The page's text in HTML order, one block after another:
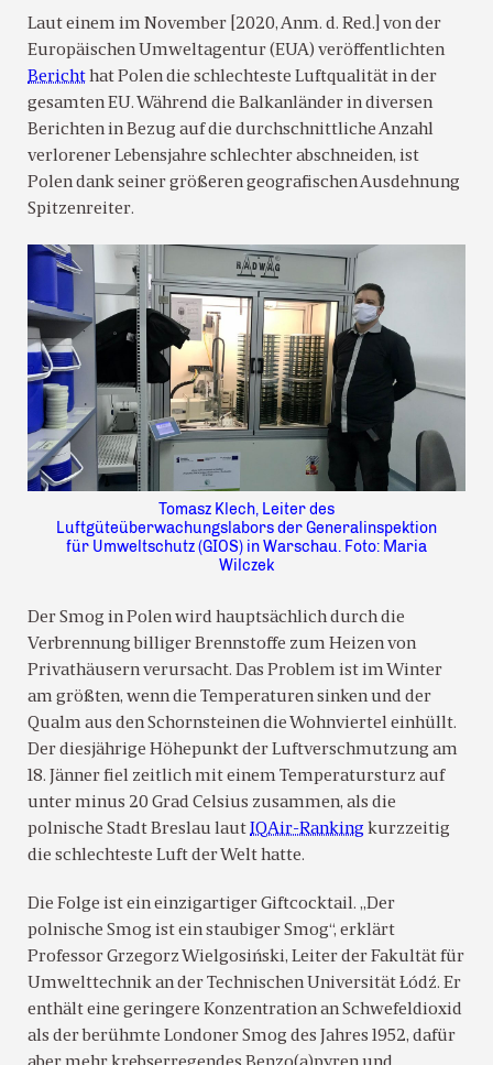
Laut einem im November [2020, Anm. d. Red.] von der
Europäischen Umweltagentur (EUA) veröffentlichten
Berichthat Polen die schlechteste Luftqualität in der
gesamten EU. Während die Balkanländer in diversen
Berichten in Bezug auf die durchschnittliche Anzahl
verlorener Lebensjahre schlechter abschneiden, ist
Polen dank seiner größeren geografischen Ausdehnung
Spitzenreiter.
Tomasz Klech, Leiter des
Luftgüteüberwachungslabors der Generalinspektion
für Umweltschutz (GIOS) in Warschau. Foto: Maria
Wilczek
Der Smog in Polen wird hauptsächlich durch die
Verbrennung billiger Brennstoffe zum Heizen von
Privathäusern verursacht. Das Problem ist im Winter
am größten, wenn die Temperaturen sinken und der
Qualm aus den Schornsteinen die Wohnviertel einhüllt.
Der diesjährige Höhepunkt der Luftverschmutzung am
18. Jänner fiel zeitlich mit einem Temperatursturz auf
unter minus 20 Grad Celsius zusammen, als die
polnische Stadt Breslau lautIQAir-Ranking kurzzeitig
die schlechteste Luft der Welt hatte.
Die Folge ist ein einzigartiger Giftcocktail. „Der
polnische Smog ist ein staubiger Smog“, erklärt
Professor Grzegorz Wielgosiński, Leiter der Fakultät für
Umwelttechnik an der Technischen Universität Łódź. Er
enthält eine geringere Konzentration an Schwefeldioxid
als der berühmte Londoner Smog des Jahres 1952, dafür